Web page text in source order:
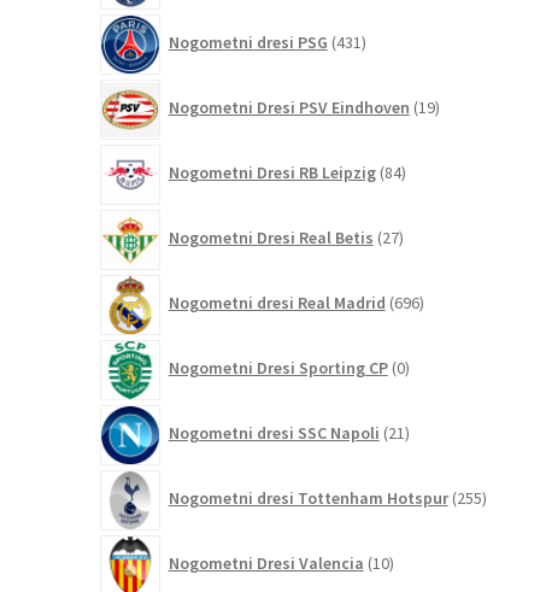
Nogometni dresi PSG 431izdelkov
Nogometni Dresi PSV Eindhoven 19izdelkov
Nogometni Dresi RB Leipzig 84izdelkov
Nogometni Dresi Real Betis 27izdelkov
Nogometni dresi Real Madrid 696izdelkov
Nogometni Dresi Sporting CP 0izdelkov
Nogometni dresi SSC Napoli 21izdelkov
Nogometni dresi Tottenham Hotspur 255
Nogometni Dresi Valencia 10izdelkov